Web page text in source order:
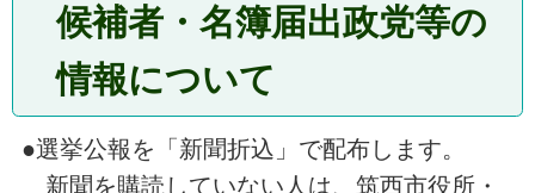
候補者・名簿届出政党等の
情報について
●選挙公報を「新聞折込」で配布します。
新聞を購読していない人は、筑西市役所・